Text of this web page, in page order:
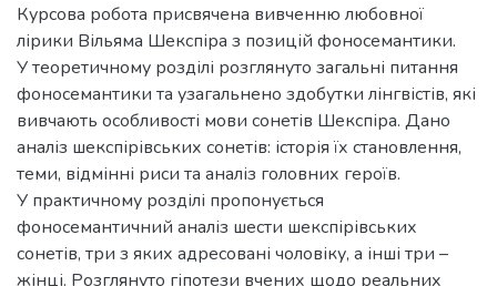
Курсова робота присвячена вивченню любовної
лірики Вільяма Шекспіра з позицій фоносемантики.
У теоретичному розділі розглянуто загальні питання
фоносемантики та узагальнено здобутки лінгвістів, які
вивчають особливості мови сонетів Шекспіра. Дано
аналіз шекспірівських сонетів: історія їх становлення,
теми, відмінні риси та аналіз головних героїв.
У практичному розділі пропонується
фоносемантичний аналіз шести шекспірівських
сонетів, три з яких адресовані чоловіку, а інші три –
жінці. Розглянуто гіпотези вчених щодо реальних